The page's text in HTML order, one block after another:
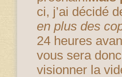
ci, j’ai décidé
en plus des
24 heures
vous sera
visionner la